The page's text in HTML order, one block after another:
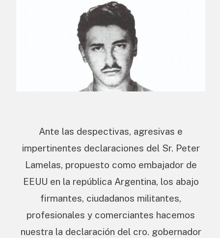
Ante las despectivas, agresivas e
impertinentes declaraciones del Sr. Peter
Lamelas, propuesto como embajador de
EEUU en la república Argentina, los abajo
firmantes, ciudadanos militantes,
profesionales y comerciantes hacemos
nuestra la declaración del cro. gobernador